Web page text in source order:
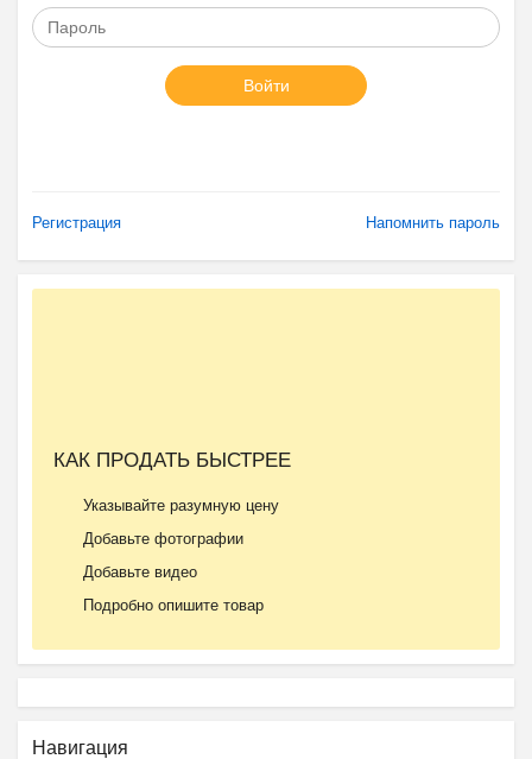
Войти
Регистрация Напомнить пароль
КАК ПРОДАТЬ БЫСТРЕЕ
Указывайте разумную цену
Добавьте фотографии
Добавьте видео
Подробно опишите товар
Навигация